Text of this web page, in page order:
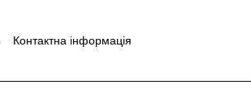
Контактна інформація